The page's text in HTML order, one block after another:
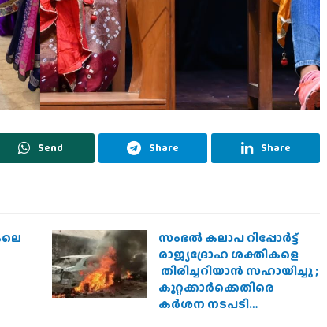
Send Share Share
സംഭൽ കലാപ റിപ്പോർട്ട്
രാജ്യദ്രോഹ ശക്തികളെ
തിരിച്ചറിയാൻ സഹായിച്ചു ;
കുറ്റക്കാർക്കെതിരെ
കർശന നടപടി